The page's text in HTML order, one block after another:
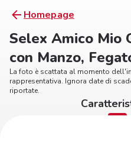
Homepage
Selex Amico Mio
con Manzo,
La foto è scattata al momento
rappresentativa. Ignora date di
riportate.